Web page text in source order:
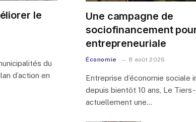
le
du
d’action en
Une campagne de
sociofinancement
entrepreneuriale
Économie 8 août 2026
Entreprise d’économie sociale
depuis bientôt 10 ans, Le
actuellement une…